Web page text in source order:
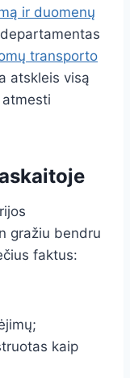
ir duomenų
transporto
atskleis visą
gražiu bendru
faktus:
kaip